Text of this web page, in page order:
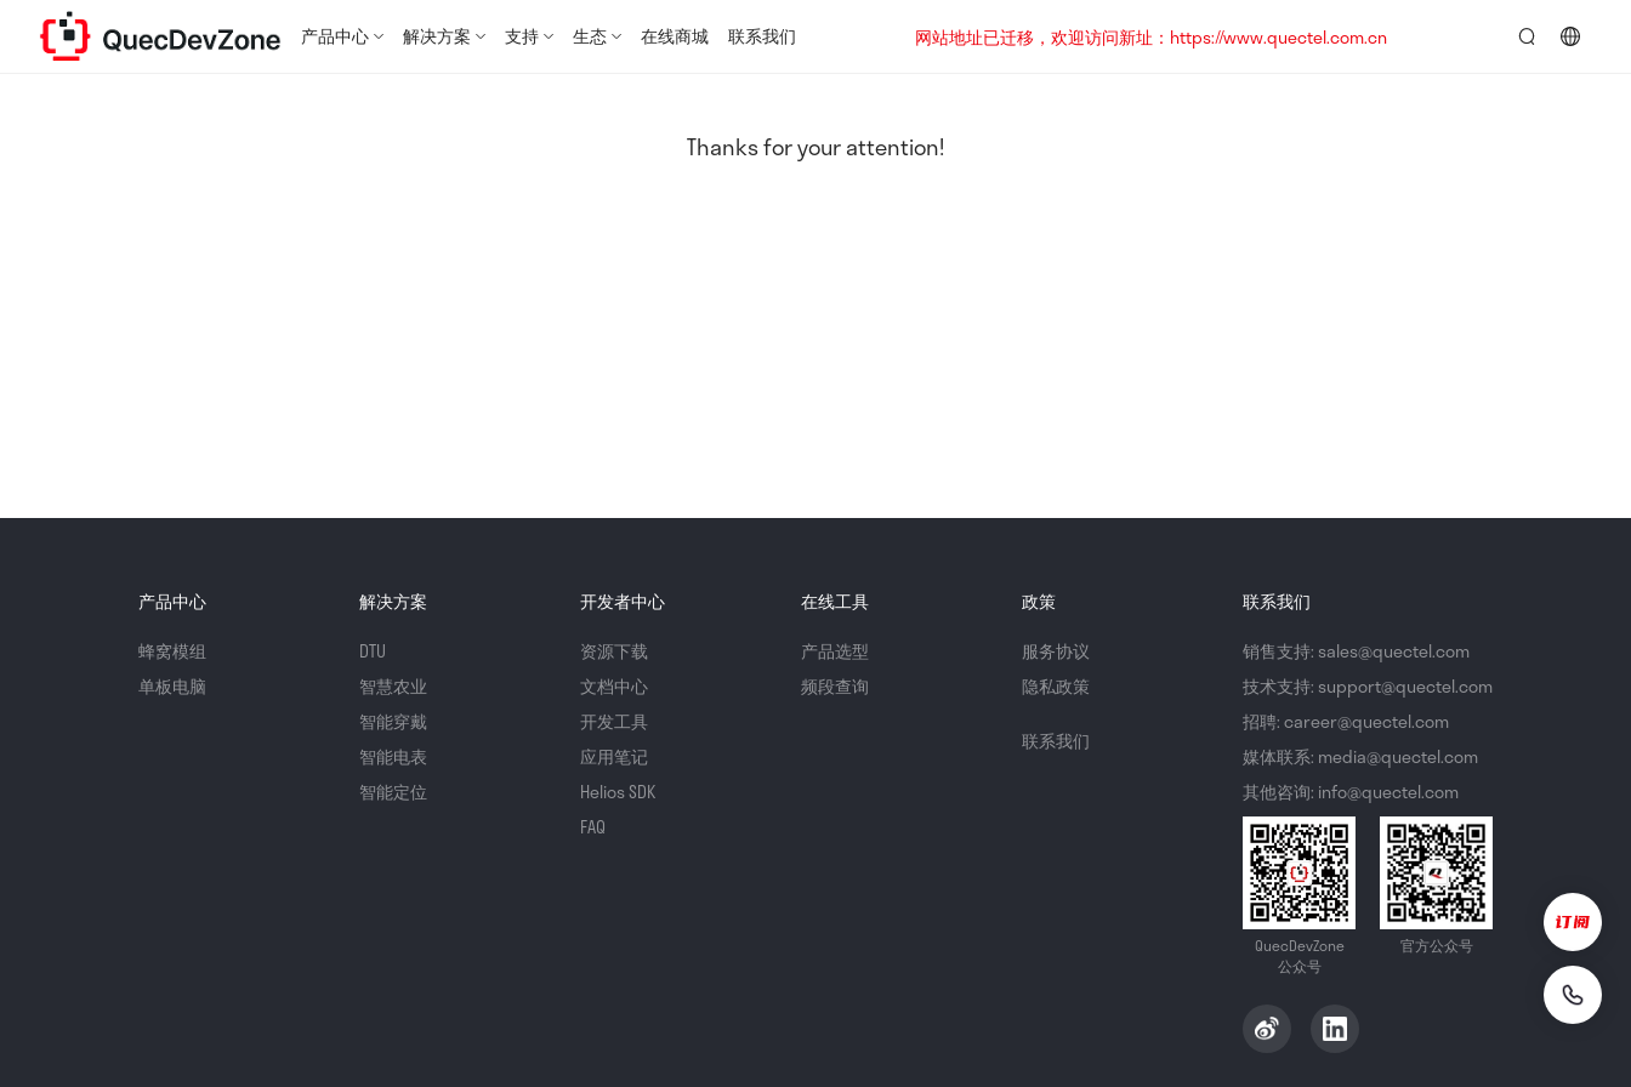
产品中心 解决方案 支持 生态 在线商城 联系我们
网站地址已迁移，欢迎访问新址：https://www.quectel.com.cn
Thanks for your attention!
产品中心
蜂窝模组
单板电脑
解决方案
DTU
智慧农业
智能穿戴
智能电表
智能定位
开发者中心
资源下载
文档中心
开发工具
应用笔记
Helios SDK
FAQ
在线工具
产品选型
频段查询
政策
服务协议
隐私政策
联系我们
联系我们
销售支持: sales@quectel.com
技术支持: support@quectel.com
招聘: career@quectel.com
媒体联系: media@quectel.com
其他咨询: info@quectel.com
QuecDevZone
公众号
官方公众号